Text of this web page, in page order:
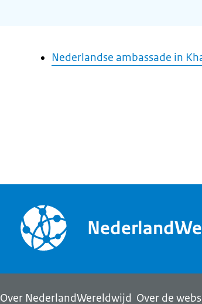
Nederlandse ambassade in
Over NederlandWereldwijd Over de